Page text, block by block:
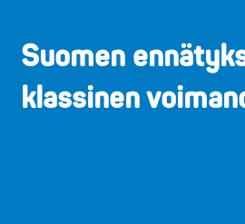
Suomen
klassinen